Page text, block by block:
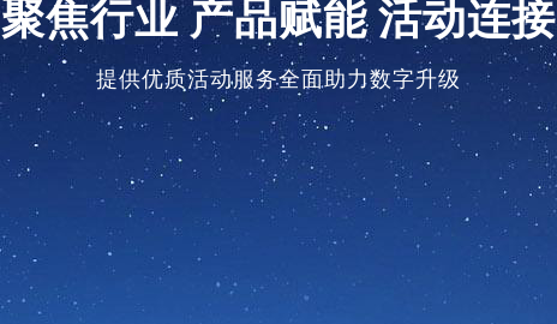
聚焦行业 产品赋能 活动连接
提供优质活动服务全面助力数字升级